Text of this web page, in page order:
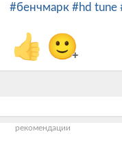
#бенчмарк #hd tune
👍 🙂+
рекомендации